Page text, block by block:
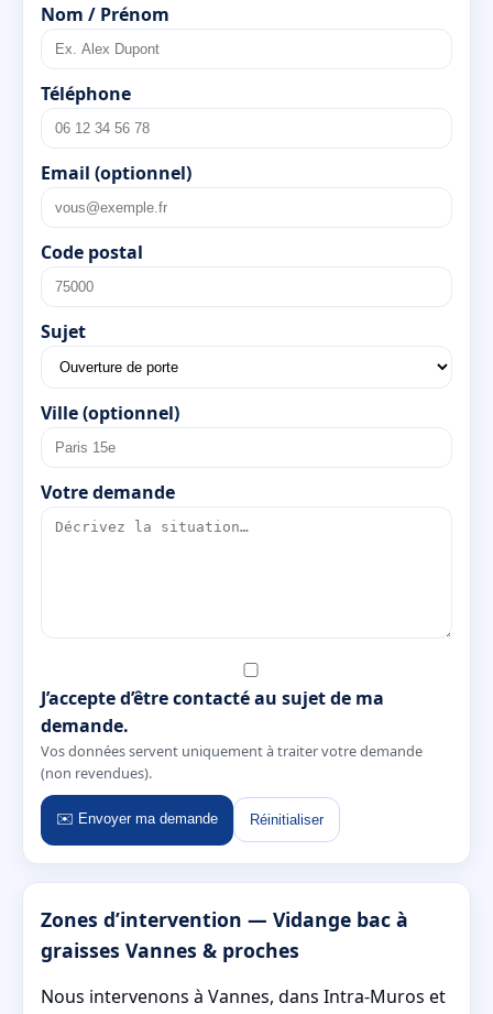
Nom / Prénom
Téléphone
Email (optionnel)
Code postal
Sujet
Ville (optionnel)
Votre demande
J’accepte d’être contacté au sujet de ma
demande.
Vos données servent uniquement à traiter votre demande
(non revendues).
✉️ Envoyer ma demande Réinitialiser
Zones d’intervention — Vidange bac à
graisses Vannes & proches
Nous intervenons à Vannes, dans Intra-Muros et